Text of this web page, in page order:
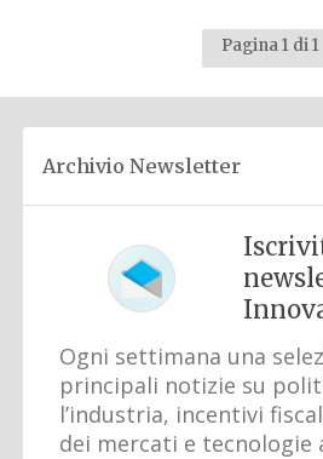
Pagina 1 di 1
Archivio Newsletter
Ogni settimana una
principali notizie su
l’industria, incentivi
dei mercati e